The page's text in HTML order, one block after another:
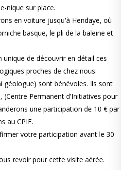
nique sur place.
en voiture jusqu'à Hendaye, où
basque, le pli de la baleine et
de découvrir en détail ces
proches de chez nous.
géologue) sont bénévoles. Ils sont
(Centre Permanent d'Initiatives pour
une participation de 10 € par
au CPIE.
votre participation avant le 30
revoir pour cette visite aérée.